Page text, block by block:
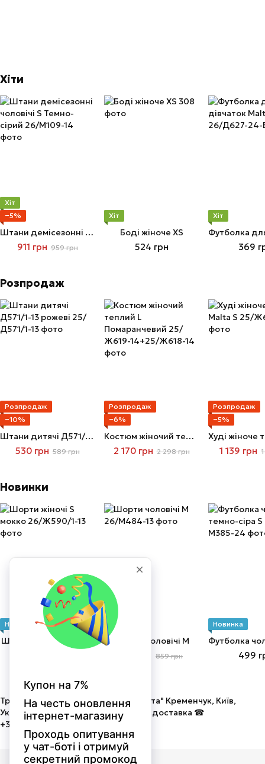
Хіти
Хіт
−5%
Штани демісезонні чоловічі S Темно-сірий
911 грн 959 грн
Хіт
Боді жіноче XS
524 грн
Хіт
369
Розпродаж
Розпродаж
−10%
Штани дитячі Д571/1-13 рожеві
530 грн 589 грн
Розпродаж
−6%
Костюм жіночий теплий L Помаранчевий
2 170 грн 2 298 грн
Розпродаж
−5%
1 139 грн
Новинки
Новинка
Шорти жіночі S мокко
Новинка
−5%
Шорти чоловічі M
859 грн
Новинка
499
Трикотаж від виробника ТОВ "Мальта" Кременчук, Київ,
Україна. Оптом і в роздріб! Швидка доставка ☎
+380675058586